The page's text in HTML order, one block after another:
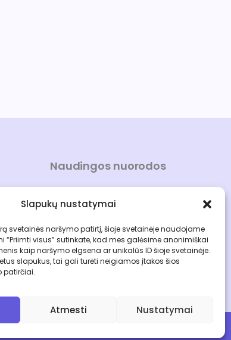
Slapukų nustatymai
svetainės naršymo patirtį, šioje svetainėje naudojame
“Priimti visus” sutinkate, kad mes galėsime anonimiškai
kaip naršymo elgsena ar unikalūs ID šioje svetainėje.
slapukus, tai gali turėti neigiamos įtakos šios
patirčiai.
Atmesti Nustatymai
Naudingos nuorodos
Kontaktai
Apie bakis.lt
Naujienlaiškis
Pirkimo taisyklės